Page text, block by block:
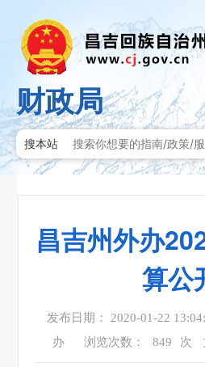
财政局
搜本站
昌吉州外办
算公
发布日期： 2020-01-22
办
浏览次数： 849 次